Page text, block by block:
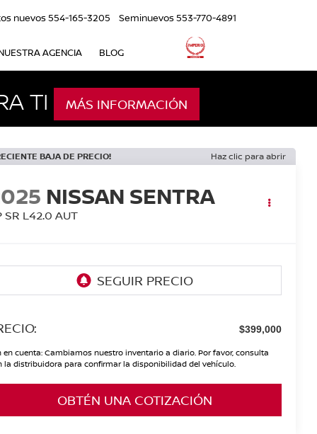
nuevos554-165-3205 Seminuevos553-770-4891
AGENCIA BLOG
TI MÁS INFORMACIÓN
BAJA DE PRECIO! Haz clic para abrir
NISSAN SENTRA
SR L42.0 AUT
$399,000
en cuenta: Cambiamos nuestro inventario a diario. Por favor, consulta
la distribuidora para confirmar la disponibilidad del vehículo.
OBTÉN UNA COTIZACIÓN